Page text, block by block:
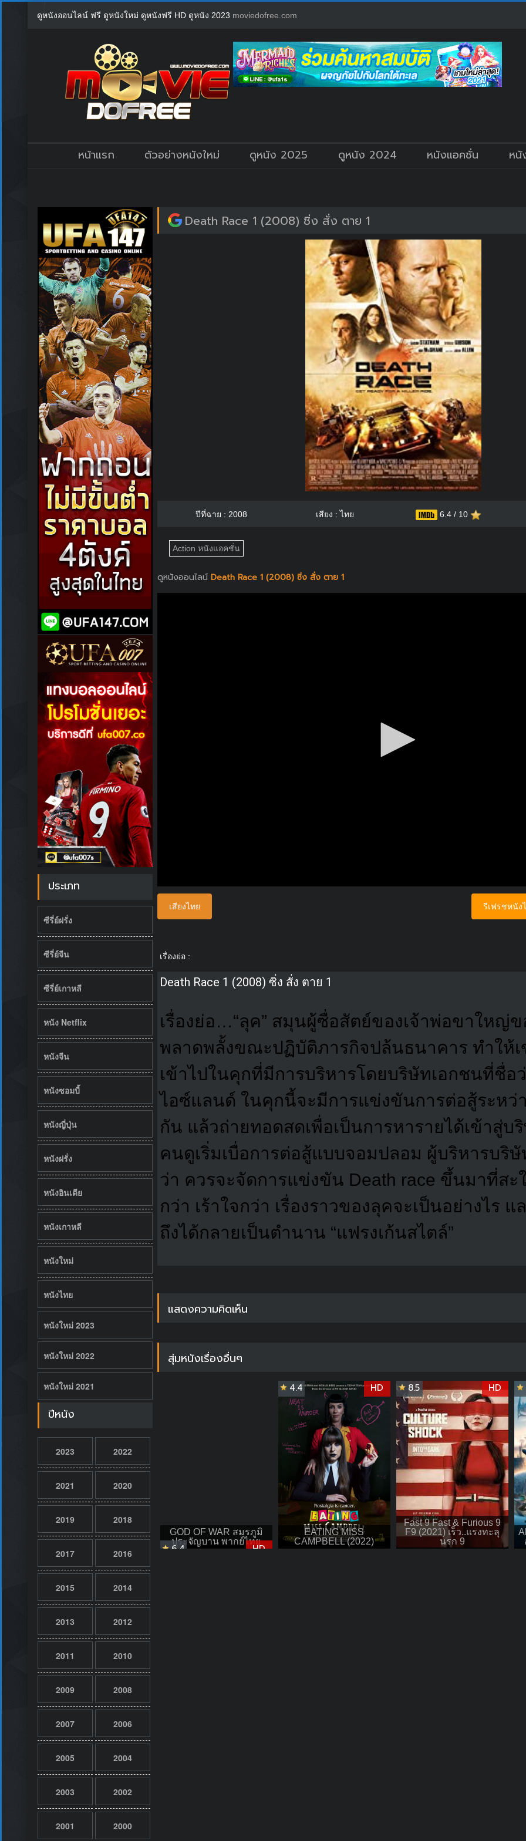
ดูหนังออนไลน์ ฟรี ดูหนังใหม่ ดูหนังฟรี HD ดูหนัง 2023 moviedofree.com
หน้าแรก ตัวอย่างหนังใหม่ ดูหนัง 2025 ดูหนัง 2024 หนังแอคชั่น หนั
ประเภท
ซีรี่ย์ฝรั่ง
ซีรี่ย์จีน
ซีรี่ย์เกาหลี
หนัง Netflix
หนังจีน
หนังซอมบี้
หนังญี่ปุ่น
หนังฝรั่ง
หนังอินเดีย
หนังเกาหลี
หนังใหม่
หนังไทย
หนังใหม่ 2023
หนังใหม่ 2022
หนังใหม่ 2021
ปีหนัง
2023 2022
2021 2020
2019 2018
2017 2016
2015 2014
2013 2012
2011 2010
2009 2008
2007 2006
2005 2004
2003 2002
2001 2000
Death Race 1 (2008) ซิ่ง สั่ง ตาย 1
ปีที่ฉาย : 2008 เสียง : ไทย 6.4 / 10
Action หนังแอคชั่น
ดูหนังออนไลน์Death Race 1 (2008) ซิ่ง สั่ง ตาย 1
เสียงไทย รีเฟรชหนัง
เรื่องย่อ :
Death Race 1 (2008) ซิ่ง สั่ง ตาย 1
เรื่องย่อ…“ลุค” สมุนผู้ซื่อสัตย์ของเจ้าพ่อขาใหญ่ข
พลาดพลั้งขณะปฏิบัติภารกิจปล้นธนาคาร ทำให้
เข้าไปในคุกที่มีการบริหารโดยบริษัทเอกชนที่ชื่อ
ไอซ์แลนด์ ในคุกนี้จะมีการแข่งขันการต่อสู้ระหว่
กัน แล้วถ่ายทอดสดเพื่อเป็นการหารายได้เข้าสู่บ
คนดูเริ่มเบื่อการต่อสู้แบบจอมปลอม ผู้บริหารบริ
ว่า ควรจะจัดการแข่งขัน Death race ขึ้นมาที่สะ
กว่า เร้าใจกว่า เรื่องราวของลุคจะเป็นอย่างไร แ
ถึงได้กลายเป็นตำนาน “แฟรงเก้นสไตล์”
แสดงความคิดเห็น
สุ่มหนังเรื่องอื่นๆ
GOD OF WAR สมรภูมิ
ประจัญบาน พากย์ไทย
6.4 HD
EATING MISS
CAMPBELL (2022)
4.4 HD
Fast 9 Fast & Furious 9
F9 (2021) เร็ว..แรงทะลุ
นรก 9
8.5 HD